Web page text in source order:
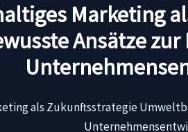
Marketing
Ansätze